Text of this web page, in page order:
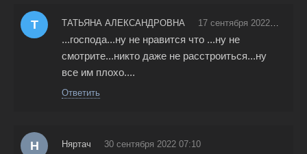
Т ТАТЬЯНА АЛЕКСАНДРОВНА 17 сентября 2022 19:54
...господа...ну не нравится что ...ну не
смотрите...никто даже не расстроиться...ну
все им плохо....
Ответить
Н Няртач 30 сентября 2022 07:10